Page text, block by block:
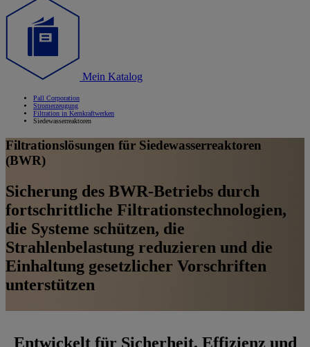
Mein Katalog
Pall Corporation
Stromerzeugung
Filtration in Kernkraftwerken
Siedewasserreaktoren
Filtrationslösungen für Siedewasserreaktoren
(BWR)
Sicherung des BWR-Betriebs durch
fortschrittliche Filtrationstechnologien,
die Systeme schützen, die
Strahlenbelastung reduzieren und die
Einhaltung gesetzlicher Vorschriften
unterstützen
Entwickelt für Sicherheit, Effizienz und